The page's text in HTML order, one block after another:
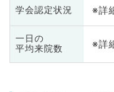
学会認定状況 ※詳
一日の
平均来院数
※詳